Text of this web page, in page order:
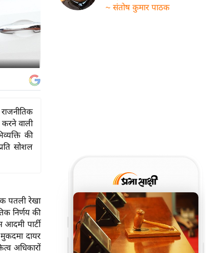
वाली
की
सोशल
पतली रेखा
निर्णय की
पार्टी
दायर
अधिकारों
~ संतोष कुमार पाठक